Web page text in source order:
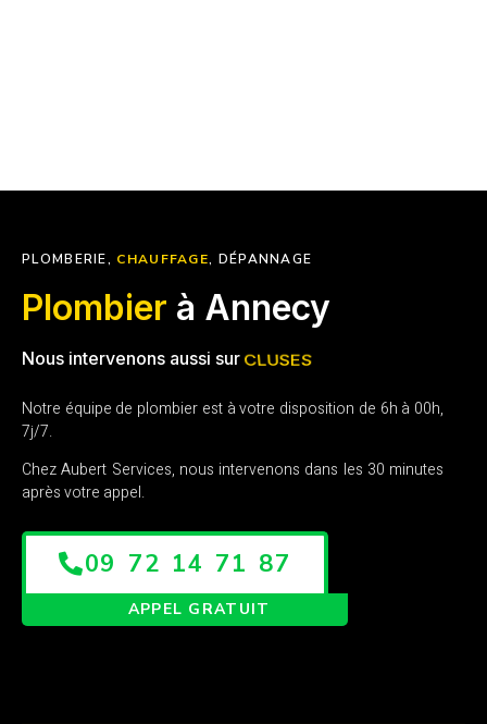
PLOMBERIE, CHAUFFAGE, DÉPANNAGE
Plombier à Annecy
Nous intervenons aussi sur SALLANCHES
Notre équipe de plombier est à votre disposition de 6h à 00h,
7j/7.
Chez Aubert Services, nous intervenons dans les 30 minutes
après votre appel.
09 72 14 71 87
APPEL GRATUIT